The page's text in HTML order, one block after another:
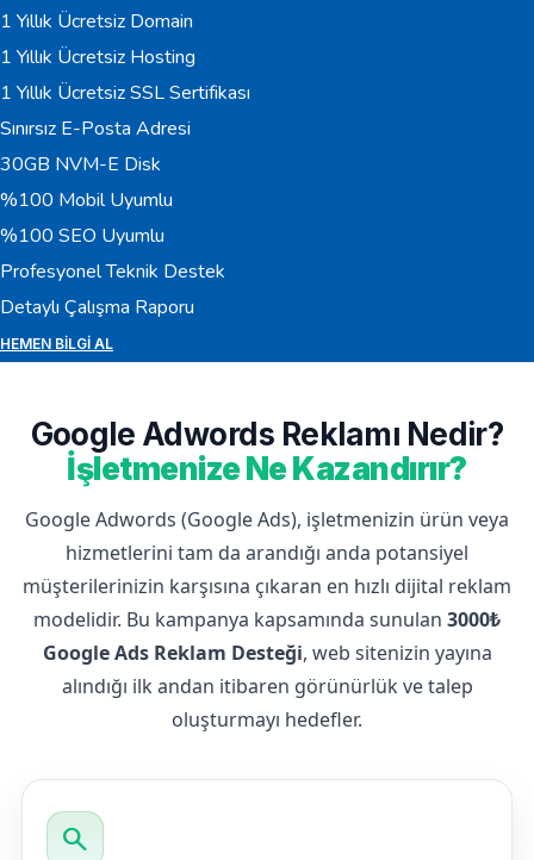
1 Yıllık Ücretsiz Domain
1 Yıllık Ücretsiz Hosting
1 Yıllık Ücretsiz SSL Sertifikası
Sınırsız E-Posta Adresi
30GB NVM-E Disk
%100 Mobil Uyumlu
%100 SEO Uyumlu
Profesyonel Teknik Destek
Detaylı Çalışma Raporu
HEMEN BILGI AL
Google Adwords Reklamı Nedir?
İşletmenize Ne Kazandırır?
Google Adwords (Google Ads), işletmenizin ürün veya
hizmetlerini tam da arandığı anda potansiyel
müşterilerinizin karşısına çıkaran en hızlı dijital reklam
modelidir. Bu kampanya kapsamında sunulan 3000₺
Google Ads Reklam Desteği, web sitenizin yayına
alındığı ilk andan itibaren görünürlük ve talep
oluşturmayı hedefler.
search